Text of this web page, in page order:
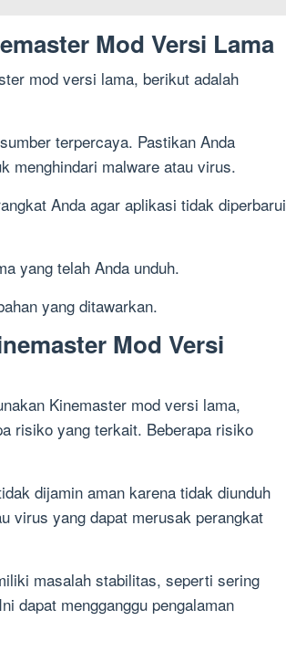
Mod Versi Lama
mod versi lama, berikut adalah
terpercaya. Pastikan Anda
menghindari malware atau virus.
Anda agar aplikasi tidak diperbarui
yang telah Anda unduh.
yang ditawarkan.
Mod Versi
Kinemaster mod versi lama,
risiko yang terkait. Beberapa risiko
dijamin aman karena tidak diunduh
virus yang dapat merusak perangkat
masalah stabilitas, seperti sering
dapat mengganggu pengalaman